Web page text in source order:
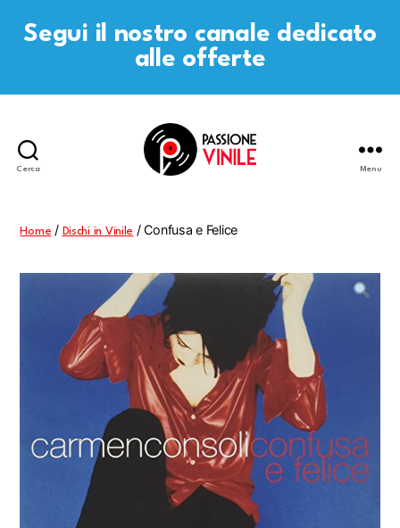
Segui il nostro canale dedicato
alle offerte
Cerca Menu
Home / Dischi in Vinile / Confusa e Felice